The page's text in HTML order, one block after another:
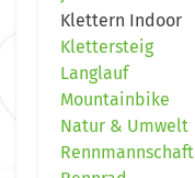
Klettern Indoor
Klettersteig
Langlauf
Mountainbike
Natur & Umwelt
Rennmannschaft